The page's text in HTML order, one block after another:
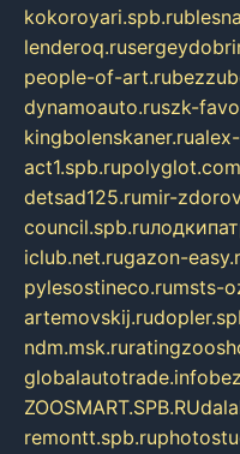
kokoroyari.spb.ru
lenderoq.ru
people-of-art.ru
dynamoauto.ruszk-
kingbolenskaner.ru
act1.spb.ru
detsad125.rumir-
council.spb.ru
iclub.net.rugazon-
pylesostineco.rumsts-
artemovskij.ru
ndm.msk.ru
globalautotrade.info
ZOOSMART.SPB.RU
remontt.spb.ru